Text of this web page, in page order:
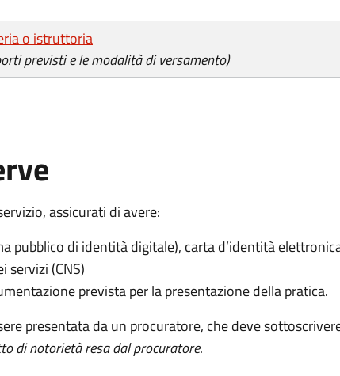
o istruttoria
previsti e le modalità di versamento)
assicurati di avere:
pubblico di identità digitale), carta d’identità
servizi (CNS)
prevista per la presentazione della pratica.
presentata da un procuratore, che deve
di notorietà resa dal procuratore.